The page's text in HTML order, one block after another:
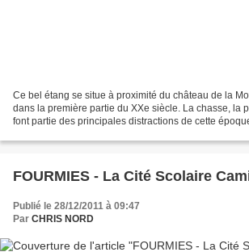
Ce bel étang se situe à proximité du château de la
dans la première partie du XXe siècle. La chasse, la
font partie des principales distractions de cette
FOURMIES - La Cité Scolaire
Publié le 28/12/2011 à 09:47
Par CHRIS NORD